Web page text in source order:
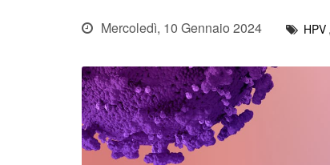
Mercoledì, 10 Gennaio 2024 HPV ,